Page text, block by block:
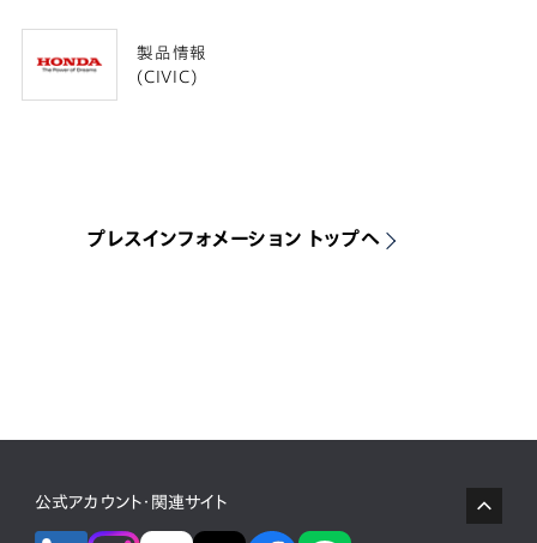
製品情報
(CIVIC)
プレスインフォメーション トップへ
公式アカウント・関連サイト